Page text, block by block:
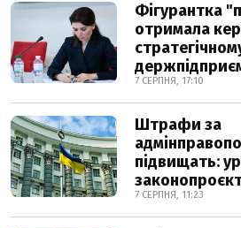
Фігурантка
отримала
7 СЕРПНЯ, 17:10
Штрафи за
підвищать:
7 СЕРПНЯ, 11:23